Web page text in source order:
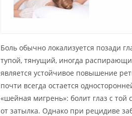
Боль обычно локализуется позади
тупой, тянущий, иногда
является устойчивое повышение
почти всегда остается
«шейная мигрень»: болит глаз с
от затылка. Однако при рецидиве